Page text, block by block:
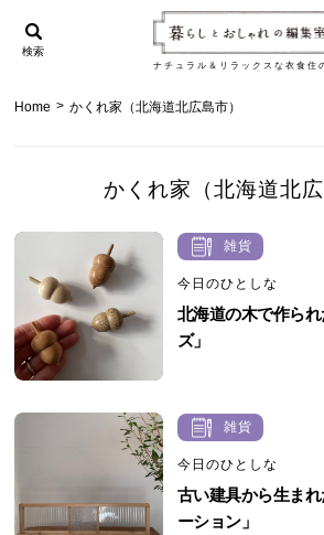
ナチュラル＆リラックスな衣食住
検索
Home > かくれ家（北海道北広島市）
かくれ家（北海道北広
雑貨
今日のひとしな
北海道の木で作ら
ズ」
雑貨
今日のひとしな
古い建具から生ま
ーション」